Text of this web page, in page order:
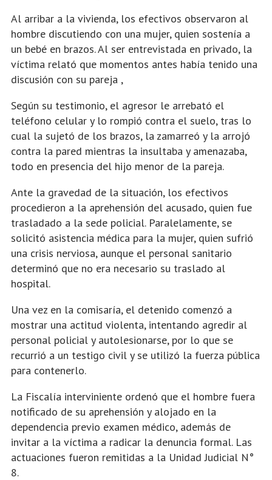
Al arribar a la vivienda, los efectivos observaron al
hombre discutiendo con una mujer, quien sostenía a
un bebé en brazos. Al ser entrevistada en privado, la
víctima relató que momentos antes había tenido una
discusión con su pareja ,
Según su testimonio, el agresor le arrebató el
teléfono celular y lo rompió contra el suelo, tras lo
cual la sujetó de los brazos, la zamarreó y la arrojó
contra la pared mientras la insultaba y amenazaba,
todo en presencia del hijo menor de la pareja.
Ante la gravedad de la situación, los efectivos
procedieron a la aprehensión del acusado, quien fue
trasladado a la sede policial. Paralelamente, se
solicitó asistencia médica para la mujer, quien sufrió
una crisis nerviosa, aunque el personal sanitario
determinó que no era necesario su traslado al
hospital.
Una vez en la comisaría, el detenido comenzó a
mostrar una actitud violenta, intentando agredir al
personal policial y autolesionarse, por lo que se
recurrió a un testigo civil y se utilizó la fuerza pública
para contenerlo.
La Fiscalía interviniente ordenó que el hombre fuera
notificado de su aprehensión y alojado en la
dependencia previo examen médico, además de
invitar a la víctima a radicar la denuncia formal. Las
actuaciones fueron remitidas a la Unidad Judicial N°
8.